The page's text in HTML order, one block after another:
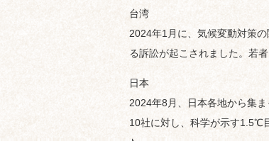
台湾
2024年1月に、気候変動対策
る訴訟が起こされました。若
日本
2024年8月、日本各地から集
10社に対し、科学が示す1.5℃